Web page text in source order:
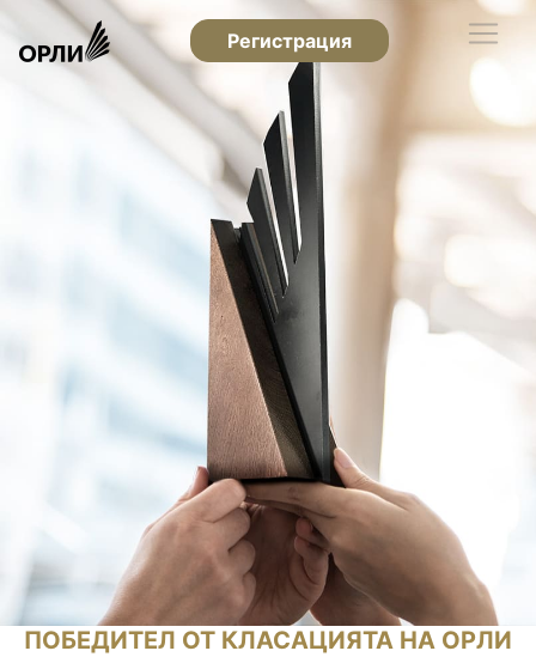
Регистрация
ПОБЕДИТЕЛ ОТ КЛАСАЦИЯТА НА ОРЛИ